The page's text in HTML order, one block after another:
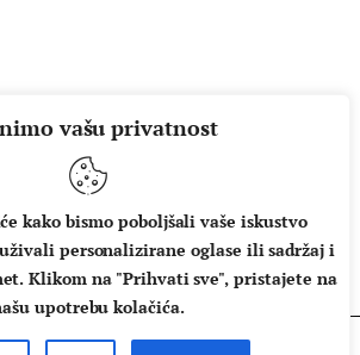
vašu privatnost
kako bismo poboljšali vaše iskustvo
personalizirane oglase ili sadržaj i
Klikom na "Prihvati sve", pristajete na
upotrebu kolačića.
UVJETI KORIŠTENJA